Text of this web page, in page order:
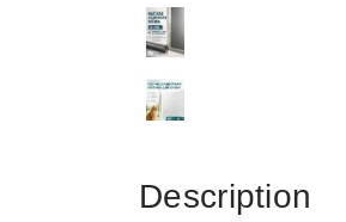
Description